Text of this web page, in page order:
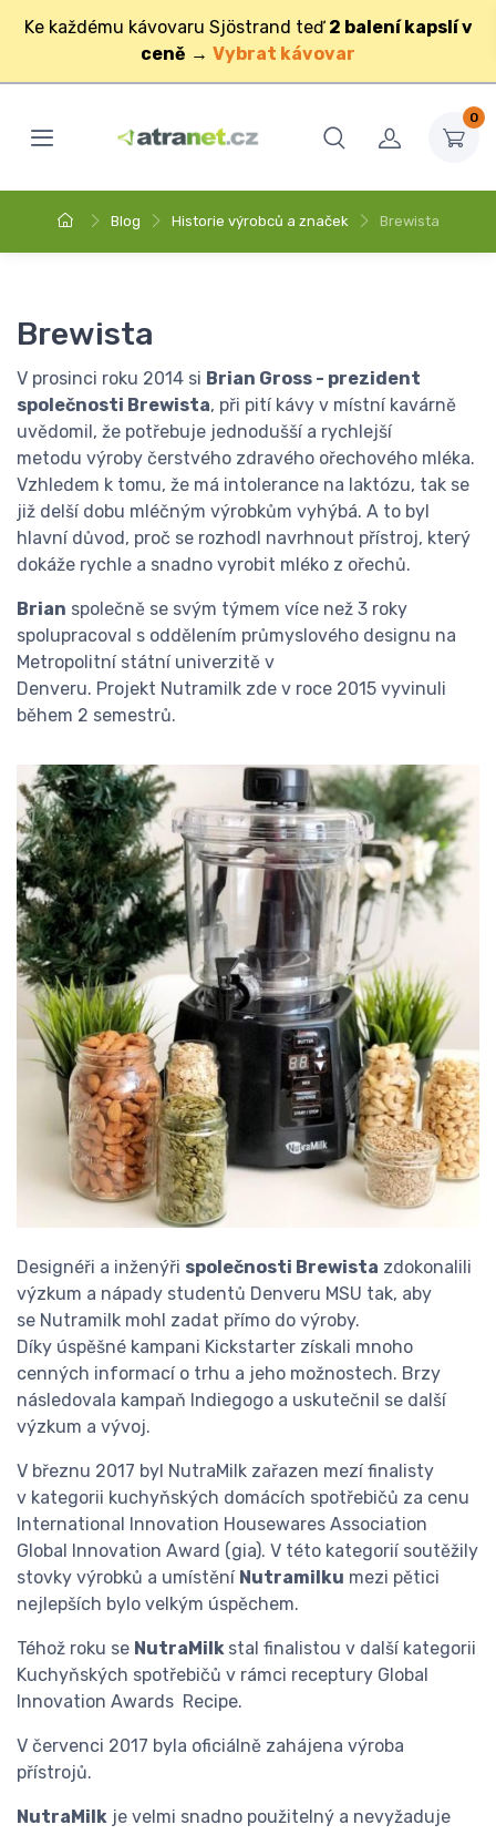
Ke každému kávovaru Sjöstrand teď 2 balení kapslí v
ceně → Vybrat kávovar
0
Blog Historie výrobců a značek Brewista
Brewista
V prosinci roku 2014 si Brian Gross - prezident
společnosti Brewista, při pití kávy v místní kavárně
uvědomil, že potřebuje jednodušší a rychlejší
metodu výroby čerstvého zdravého ořechového mléka.
Vzhledem k tomu, že má intolerance na laktózu, tak se
již delší dobu mléčným výrobkům vyhýbá. A to byl
hlavní důvod, proč se rozhodl navrhnout přístroj, který
dokáže rychle a snadno vyrobit mléko z ořechů.
Brian společně se svým týmem více než 3 roky
spolupracoval s oddělením průmyslového designu na
Metropolitní státní univerzitě v
Denveru. Projekt Nutramilk zde v roce 2015 vyvinuli
během 2 semestrů.
Designéři a inženýři společnosti Brewista zdokonalili
výzkum a nápady studentů Denveru MSU tak, aby
se Nutramilk mohl zadat přímo do výroby.
Díky úspěšné kampani Kickstarter získali mnoho
cenných informací o trhu a jeho možnostech. Brzy
následovala kampaň Indiegogo a uskutečnil se další
výzkum a vývoj.
V březnu 2017 byl NutraMilk zařazen mezí finalisty
v kategorii kuchyňských domácích spotřebičů za cenu
International Innovation Housewares Association
Global Innovation Award (gia). V této kategorií soutěžily
stovky výrobků a umístění Nutramilku mezi pětici
nejlepších bylo velkým úspěchem.
Téhož roku se NutraMilk stal finalistou v další kategorii
Kuchyňských spotřebičů v rámci receptury Global
Innovation Awards Recipe.
V červenci 2017 byla oficiálně zahájena výroba
přístrojů.
NutraMilk je velmi snadno použitelný a nevyžaduje